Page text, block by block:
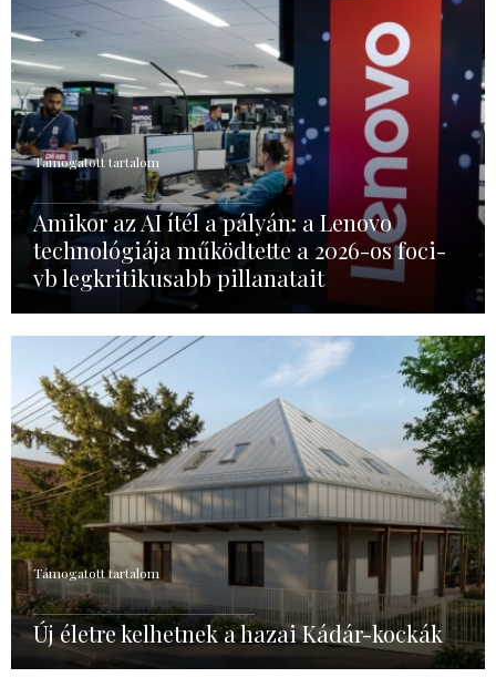
Támogatott tartalom
Amikor az AI ítél a pályán: a Lenovo
technológiája működtette a 2026-os foci-
vb legkritikusabb pillanatait
Támogatott tartalom
Új életre kelhetnek a hazai Kádár-kockák